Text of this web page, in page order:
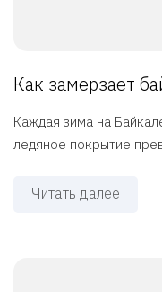
Как замерзает
Каждая зима на
ледяное покрытие
Читать далее